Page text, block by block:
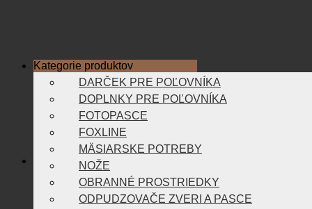
Kategorie produktov
DARČEK PRE POĽOVNÍKA
DOPLNKY PRE POĽOVNÍKA
FOTOPASCE
FOXLINE
MÄSIARSKE POTREBY
NOŽE
OBRANNÉ PROSTRIEDKY
ODPUDZOVAČE ZVERI A PASCE